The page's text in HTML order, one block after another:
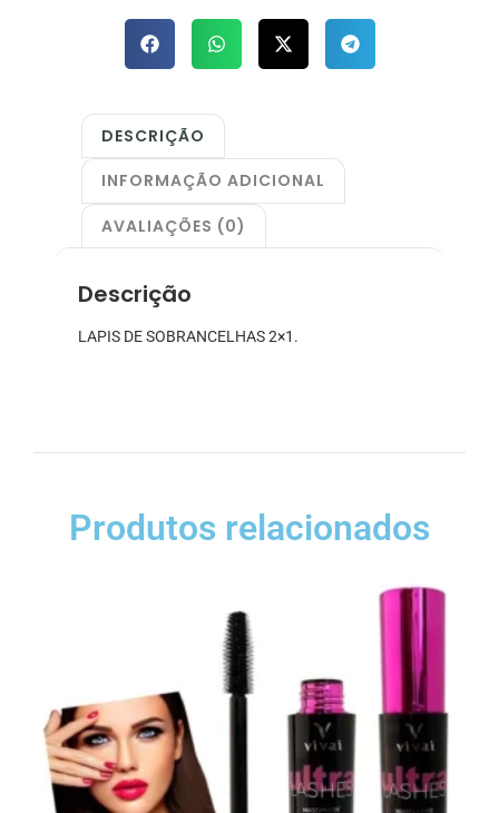
DESCRIÇÃO
INFORMAÇÃO ADICIONAL
AVALIAÇÕES (0)
Descrição
LAPIS DE SOBRANCELHAS 2×1.
Produtos relacionados